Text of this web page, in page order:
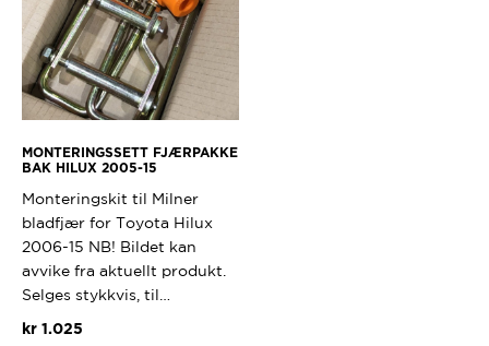
MONTERINGSSETT FJÆRPAKKE
BAK HILUX 2005-15
Monteringskit til Milner
bladfjær for Toyota Hilux
2006-15 NB! Bildet kan
avvike fra aktuellt produkt.
Selges stykkvis, til…
kr1.025